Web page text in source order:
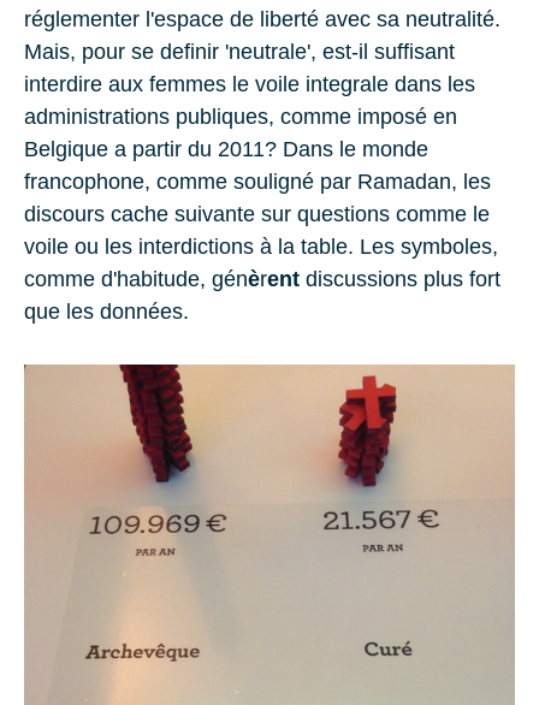
réglementer l'espace de liberté avec sa neutralité.
Mais, pour se definir 'neutrale', est-il suffisant
interdire aux femmes le voile integrale dans les
administrations publiques, comme imposé en
Belgique a partir du 2011? Dans le monde
francophone, comme souligné par Ramadan, les
discours cache suivante sur questions comme le
voile ou les interdictions à la table. Les symboles,
comme d'habitude, génèrent discussions plus fort
que les données.